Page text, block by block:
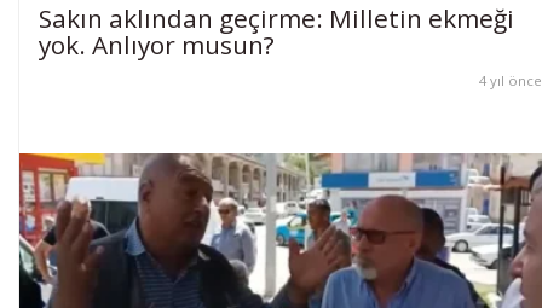
Sakın aklından geçirme: Milletin ekmeği
yok. Anlıyor musun?
4 yıl önce